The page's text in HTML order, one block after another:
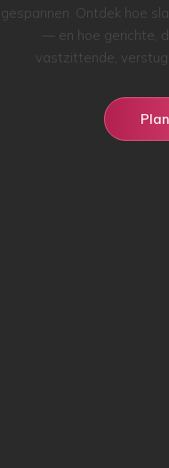
gespannen. Ontdek hoe
— en hoe gerichte,
vastzittende,